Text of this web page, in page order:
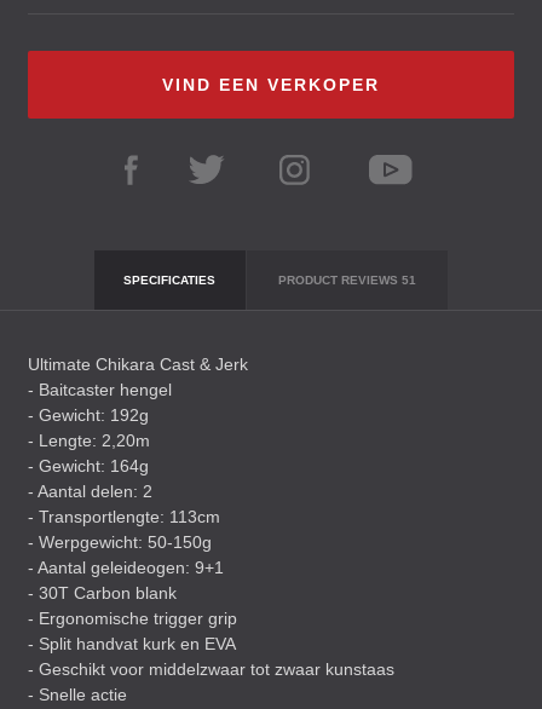
VIND EEN VERKOPER
SPECIFICATIES PRODUCT REVIEWS 51
Ultimate Chikara Cast & Jerk
- Baitcaster hengel
- Gewicht: 192g
- Lengte: 2,20m
- Gewicht: 164g
- Aantal delen: 2
- Transportlengte: 113cm
- Werpgewicht: 50-150g
- Aantal geleideogen: 9+1
- 30T Carbon blank
- Ergonomische trigger grip
- Split handvat kurk en EVA
- Geschikt voor middelzwaar tot zwaar kunstaas
- Snelle actie